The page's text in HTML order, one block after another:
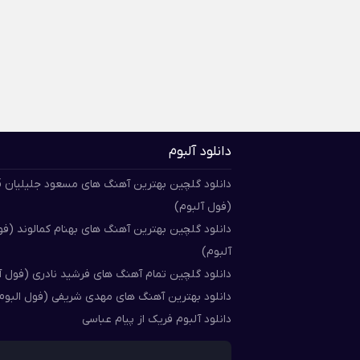
دانلود آلبوم
(فول آلبوم)
دانلود گلچین بهترین آهنگ های بهنام کمالوند
آلبوم)
دانلود گلچین تمام آهنگ های فرشید نادری (فول
دانلود بهترین آهنگ های مهدی شریفی (فول
دانلود آلبوم فریک از پیام عباسی